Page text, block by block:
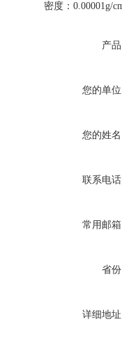
密度：0.00001g/
产
您的单
您的姓
联系电
常用邮
省
详细地